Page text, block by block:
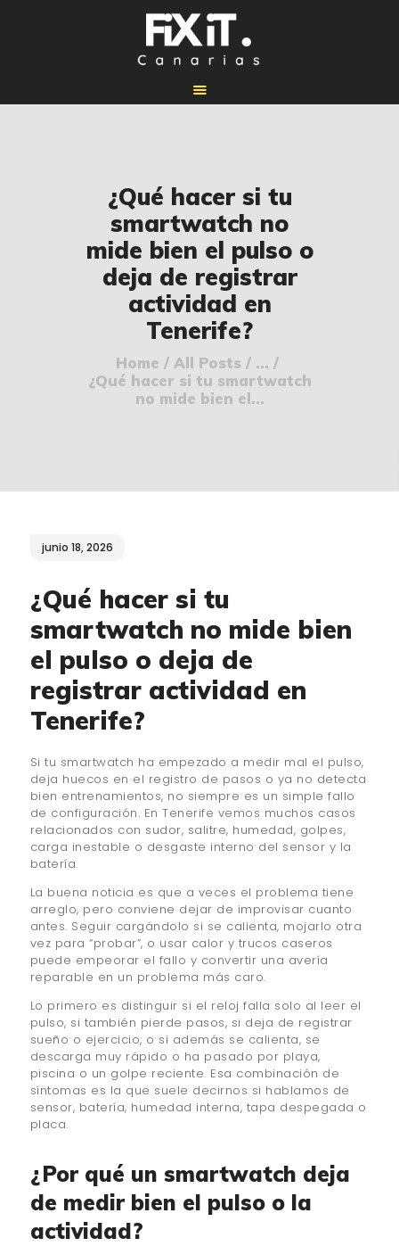
¿Qué hacer si tu
smartwatch no
mide bien el pulso o
deja de registrar
actividad en
Tenerife?
Home All Posts
...
¿Qué hacer si tu smartwatch
no mide bien el...
🔧 REPARACIONES
🛠️ SERVICIOS
ADICIONALES
👉 SOLICITAR
PRESUPUESTO
📞 CONTACTOS
✅ UBICACIONES
📝 BLOG
junio 18, 2026
¿Qué hacer si tu
smartwatch no mide bien
el pulso o deja de
registrar actividad en
Tenerife?
Si tu smartwatch ha empezado a medir mal el pulso,
deja huecos en el registro de pasos o ya no detecta
bien entrenamientos, no siempre es un simple fallo
de configuración. En Tenerife vemos muchos casos
relacionados con sudor, salitre, humedad, golpes,
carga inestable o desgaste interno del sensor y la
batería.
La buena noticia es que a veces el problema tiene
arreglo, pero conviene dejar de improvisar cuanto
antes. Seguir cargándolo si se calienta, mojarlo otra
vez para “probar”, o usar calor y trucos caseros
puede empeorar el fallo y convertir una avería
reparable en un problema más caro.
Lo primero es distinguir si el reloj falla solo al leer el
pulso, si también pierde pasos, si deja de registrar
sueño o ejercicio, o si además se calienta, se
descarga muy rápido o ha pasado por playa,
piscina o un golpe reciente. Esa combinación de
síntomas es la que suele decirnos si hablamos de
sensor, batería, humedad interna, tapa despegada o
placa.
¿Por qué un smartwatch deja
de medir bien el pulso o la
actividad?